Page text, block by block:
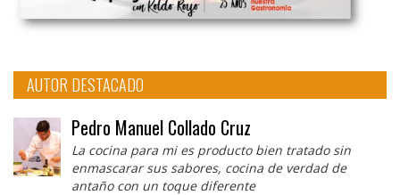
AUTOR DESTACADO
Pedro Manuel Collado Cruz
La cocina para mi es producto bien tratado sin
enmascarar sus sabores, cocina de verdad de
antaño con un toque diferente